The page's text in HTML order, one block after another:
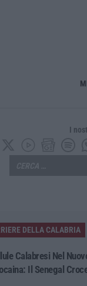
di Catanzaro,
I
DELLA CALABRIA
Calabresi Nel
Il Senegal